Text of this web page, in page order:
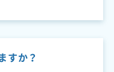
すか？